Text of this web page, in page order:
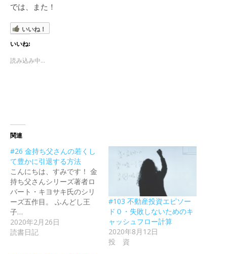
では、また！
いいね！
いいね:
読み込み中...
関連
#26 金持ち父さんの若くし
て豊かに引退する方法
こんにちは、すみです！ 金
持ち父さんシリーズ著者ロ
バート・キヨサキ氏のシリ
ーズ五作目。 ふんどし王
子…
2020年2月26日
読書日記
#103 不動産投資エピソー
ド０・失敗しないためのキ
ャッシュフロー計算
2020年8月12日
投 資